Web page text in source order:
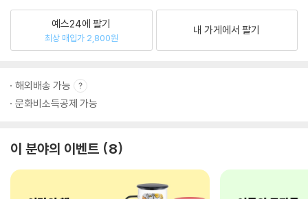
예스24에 팔기
최상 매입가 2,800원
내 가게에서 팔기
해외배송 가능
문화비소득공제 가능
이 분야의 이벤트 8